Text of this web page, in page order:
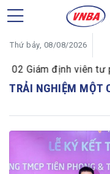
Thứ bảy, 08/08/2026
02 Giám định viên tư
TRẢI NGHIỆM MỘT